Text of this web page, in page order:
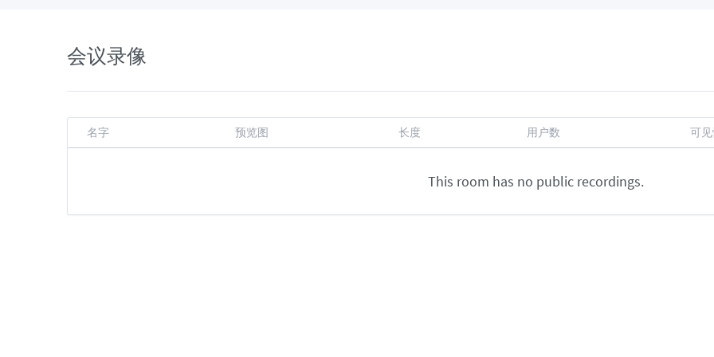
会议录像
名字 预览图 长度 用户数 可
This room has no public recordings.